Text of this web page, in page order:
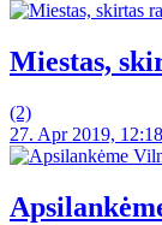
Miestas,
(2)
27. Apr 2019, 12:18